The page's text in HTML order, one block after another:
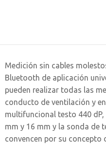
Medición sin cables
Bluetooth de aplicación
pueden realizar todas las
conducto de ventilación y
multifuncional testo 440
mm y 16 mm y la sonda de
convencen por su concepto